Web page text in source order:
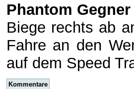
Phantom Gegner
Biege rechts ab
Fahre an den
auf dem Speed
Kommentare